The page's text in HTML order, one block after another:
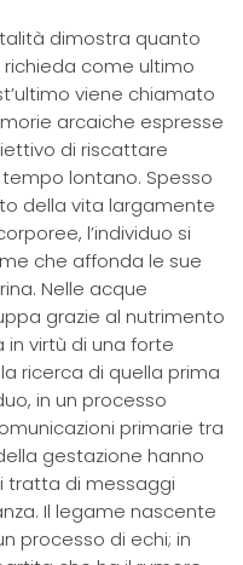
dimostra quanto
come ultimo
viene chiamato
arcaiche espresse
di riscattare
lontano. Spesso
della vita largamente
l’individuo si
che affonda le sue
Nelle acque
grazie al nutrimento
virtù di una forte
ricerca di quella prima
in un processo
primarie tra
gestazione hanno
tratta di messaggi
Il legame nascente
processo di echi; in